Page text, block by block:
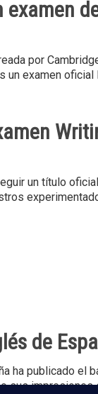
examen
por
examen oficial
un título
de
ha publicado el
sus impresiones